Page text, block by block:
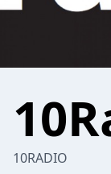
10RADIO